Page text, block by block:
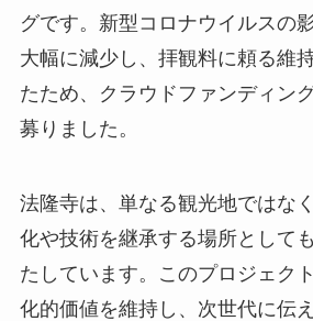
グです。新型コロナウイルスの
大幅に減少し、拝観料に頼る維
たため、クラウドファンディン
募りました。
法隆寺は、単なる観光地ではな
化や技術を継承する場所として
たしています。このプロジェク
化的価値を維持し、次世代に伝